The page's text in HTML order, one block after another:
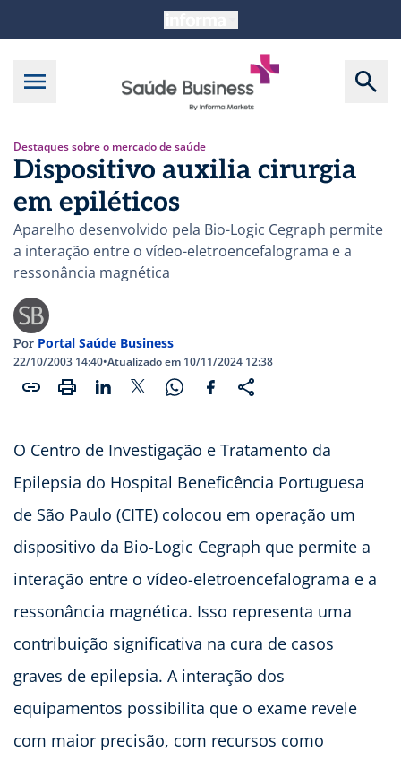
Destaques sobre o mercado de saúde
Dispositivo auxilia cirurgia
em epiléticos
Aparelho desenvolvido pela Bio-Logic Cegraph permite
a interação entre o vídeo-eletroencefalograma e a
ressonância magnética
Por Portal Saúde Business
22/10/2003 14:40•Atualizado em 10/11/2024 12:38
O Centro de Investigação e Tratamento da
Epilepsia do Hospital Beneficência Portuguesa
de São Paulo (CITE) colocou em operação um
dispositivo da Bio-Logic Cegraph que permite a
interação entre o vídeo-eletroencefalograma e a
ressonância magnética. Isso representa uma
contribuição significativa na cura de casos
graves de epilepsia. A interação dos
equipamentos possibilita que o exame revele
com maior precisão, com recursos como